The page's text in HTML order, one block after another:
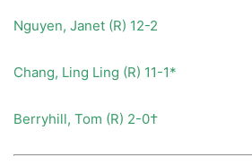
Nguyen, Janet (R) 12-2
Chang, Ling Ling (R) 11-1*
Berryhill, Tom (R) 2-0†